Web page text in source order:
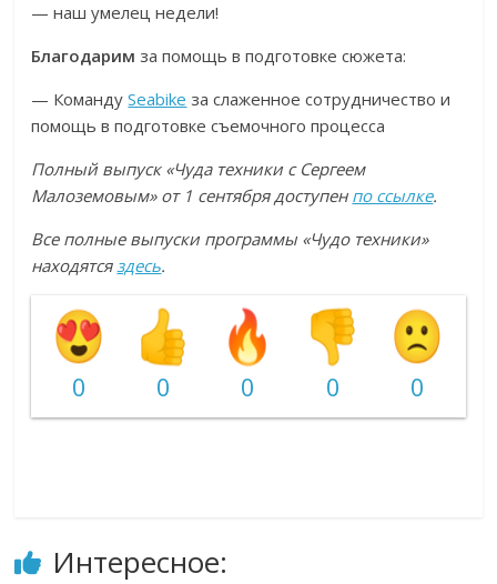
— наш умелец недели!
Благодарим за помощь в подготовке сюжета:
— КомандуSeabike за слаженное сотрудничество и
помощь в подготовке съемочного процесса
Полный выпуск «Чуда техники с Сергеем
Малоземовым» от 1 сентября доступен по ссылке.
Все полные выпуски программы «Чудо техники»
находятсяздесь.
0 0 0 0 0
Интересное: